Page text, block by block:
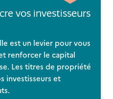
vos investisseurs
est un levier pour vous
renforcer le capital
Les titres de propriété
investisseurs et